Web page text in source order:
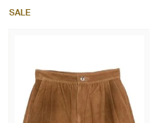
SALE